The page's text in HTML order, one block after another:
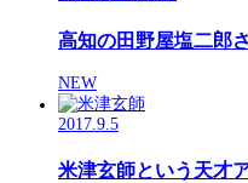
高知の田野屋塩二郎
NEW
2017.9.5
米津玄師という天才